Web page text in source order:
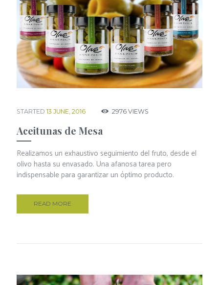
STARTED 13 JUNE, 2016 2976 VIEWS
Aceitunas de Mesa
Realizamos un exhaustivo seguimiento del fruto, desde el
olivo hasta su envasado. Una afanosa tarea pero
indispensable para garantizar un óptimo producto.
READ MORE